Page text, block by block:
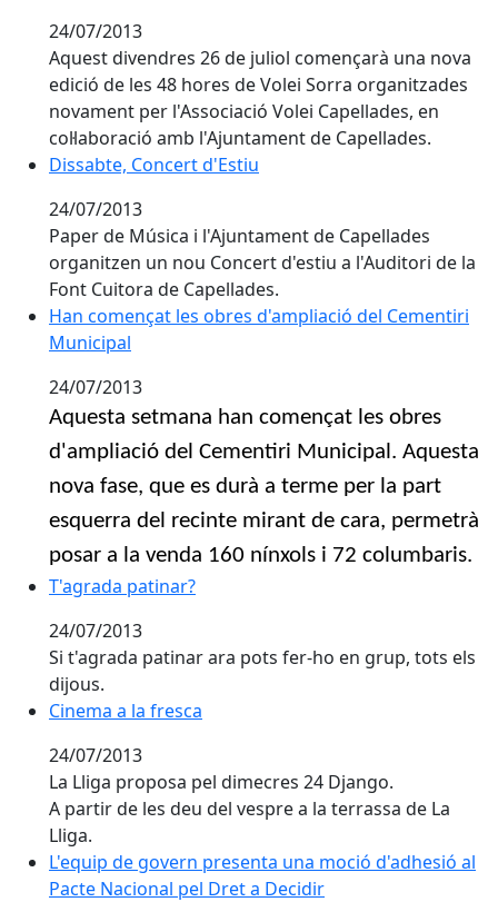
24/07/2013
Aquest divendres 26 de juliol començarà una nova
edició de les 48 hores de Volei Sorra organitzades
novament per l'Associació Volei Capellades, en
col·laboració amb l'Ajuntament de Capellades.
Dissabte, Concert d'Estiu
Dissabte, Concert d'Estiu
24/07/2013
Paper de Música i l'Ajuntament de Capellades
organitzen un nou Concert d'estiu a l'Auditori de la
Font Cuitora de Capellades.
Han començat les obres d'ampliació del Cementiri
Han començat les obres d'ampliació del Cementiri
Municipal
24/07/2013
Aquesta setmana han començat les obres
d'ampliació del Cementiri Municipal. Aquesta
nova fase, que es durà a terme per la part
esquerra del recinte mirant de cara, permetrà
posar a la venda 160 nínxols i 72 columbaris.
T'agrada patinar?
T'agrada patinar?
24/07/2013
Si t'agrada patinar ara pots fer-ho en grup, tots els
dijous.
Cinema a la fresca
24/07/2013
La Lliga proposa pel dimecres 24 Django.
A partir de les deu del vespre a la terrassa de La
Lliga.
L'equip de govern presenta una moció d'adhesió al
Pacte Nacional pel Dret a Decidir